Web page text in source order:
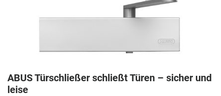
ABUS Türschließer schließt Türen – sicher und
leise